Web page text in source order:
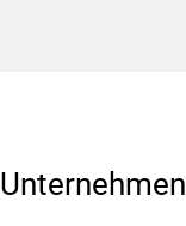
Unternehmen